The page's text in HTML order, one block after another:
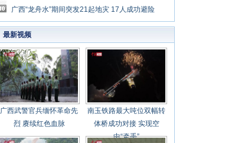
广西“龙舟水”期间突发21起地灾 17人成功避险
最新视频
广西武警官兵缅怀革命先
烈 赓续红色血脉
南玉铁路最大吨位双幅转
体桥成功对接 实现空
中“牵手”